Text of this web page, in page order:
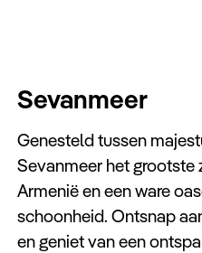
Sevanmeer
Genesteld tussen
Sevanmeer het
Armenië en een ware
schoonheid. Ontsnap
en geniet van een